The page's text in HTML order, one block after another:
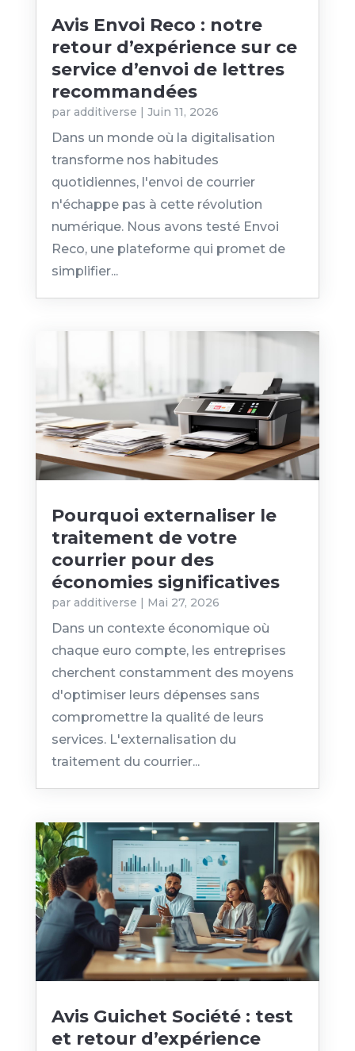
Avis Envoi Reco : notre
retour d’expérience sur ce
service d’envoi de lettres
recommandées
par additiverse | Juin 11, 2026
Dans un monde où la digitalisation
transforme nos habitudes
quotidiennes, l'envoi de courrier
n'échappe pas à cette révolution
numérique. Nous avons testé Envoi
Reco, une plateforme qui promet de
simplifier...
Pourquoi externaliser le
traitement de votre
courrier pour des
économies significatives
par additiverse Mai 27, 2026
Dans un contexte économique où
chaque euro compte, les entreprises
cherchent constamment des moyens
d'optimiser leurs dépenses sans
compromettre la qualité de leurs
services. L'externalisation du
traitement du courrier...
Avis Guichet Société : test
et retour d’expérience